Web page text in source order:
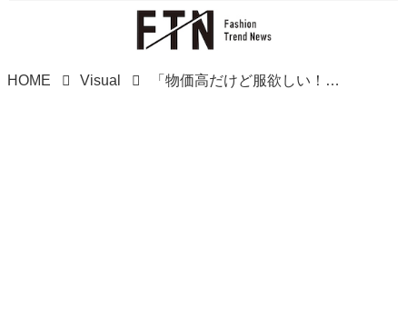
HOME Visual 「物価高だけど服欲しい！」→【ハニーズ】へ！ 1,000円台なのに高機能♡「優秀Tシャツ」